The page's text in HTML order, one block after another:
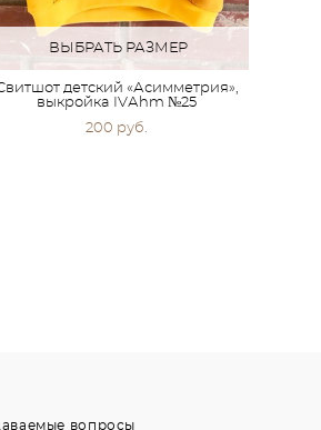
ВЫБРАТЬ РАЗМЕР
детский «Асимметрия»,
выкройка IVАhm №25
200 pуб.
вопросы